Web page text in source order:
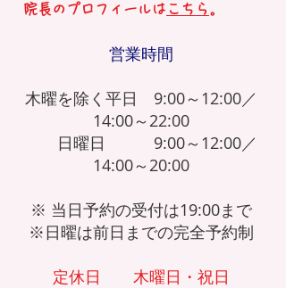
​院長のプロフィールは こちら 。
営業時間
木曜を除く平日 9:00～12:00／
14:00～22:00
日曜日 9:00～12:00／
14:00～20:00
※ 当日予約の受付は19:00まで
​※日曜は前日までの完全予約制
定休日 木曜日・祝日